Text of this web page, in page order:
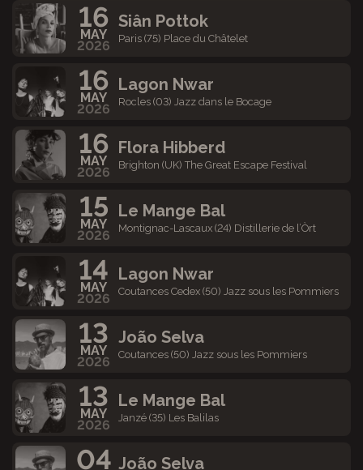
16
MAY
2026
Siân Pottok
Paris (75) Place du Châtelet
16
MAY
2026
Lagon Nwar
Rocles (03) Jazz dans le Bocage
16
MAY
2026
Flora Hibberd
Brighton (UK) The Great Escape Festival
15
MAY
2026
Le Mange Bal
Montignac-Lascaux (24) Distillerie de l’Òrt
14
MAY
2026
Lagon Nwar
Coutances Cedex (50) Jazz sous les Pommiers
13
MAY
2026
João Selva
Coutances (50) Jazz sous les Pommiers
13
MAY
2026
Le Mange Bal
Janzé (35) Les Balilas
04 João Selva